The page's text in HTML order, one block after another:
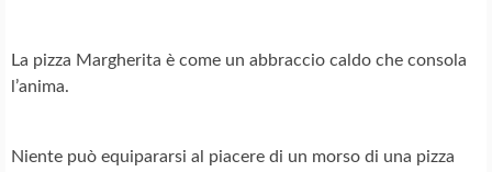
La pizza Margherita è come un abbraccio caldo che consola
l’anima.
Niente può equipararsi al piacere di un morso di una pizza